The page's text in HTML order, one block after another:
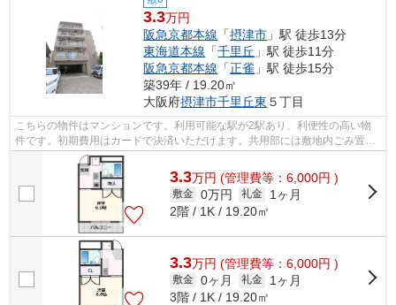
3.3万円
阪急京都本線 「摂津市 」駅 徒歩13分
東海道本線 「千里丘 」駅 徒歩11分
阪急京都本線 「正雀 」駅 徒歩15分
築39年 / 19.20㎡
大阪府摂津市千里丘東 ５丁目
こちらの物件はマンションです。利用可能な駅が2駅あり、利便性の高い物
件です。初期費用はカードで決済いただけます。共用部には敷地内ごみ置き
場・エレベータなどが揃っております。...
3.3万円 (管理費等：6,000円 )
敷金 0万円 礼金
1ヶ月
2階 / 1K / 19.20㎡
3.3万円 (管理費等：6,000円 )
敷金 0ヶ月 礼金
1ヶ月
3階 / 1K / 19.20㎡